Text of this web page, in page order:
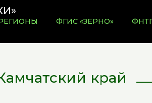
ФГИС «ЗЕРНО»
край